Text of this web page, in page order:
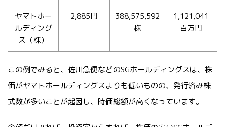
ヤマトホー
ルディング
ス（株）
2,885円
388,575,592
株
1,121,041
百万円
この例でみると、佐川急便などのSGホールディングスは、株
価がヤマトホールディングスよりも低いものの、発行済み株
式数が多いことが起因し、時価総額が高くなっています。